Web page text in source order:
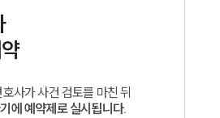
사가 사건 검토를 마친 뒤
에 예약제로 실시됩니다.